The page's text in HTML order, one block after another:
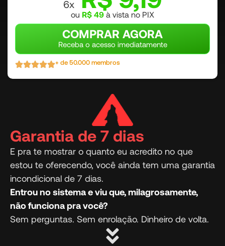
6x
ou R$ 49 à vista no PIX
COMPRAR AGORA
Receba o acesso imediatamente
+ de 50.000 membros
Garantia de 7 dias
E pra te mostrar o quanto eu acredito no que
estou te oferecendo, você ainda tem uma garantia
incondicional de 7 dias.
Entrou no sistema e viu que, milagrosamente,
não funciona pra você?
Sem perguntas. Sem enrolação. Dinheiro de volta.